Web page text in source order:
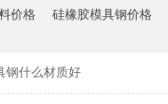
价格 硅橡胶模具钢价格
钢什么材质好